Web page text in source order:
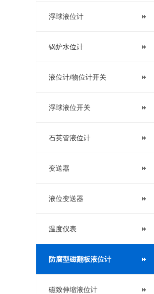
浮球液位计
锅炉水位计
液位计/物位计开关
浮球液位开关
石英管液位计
变送器
液位变送器
温度仪表
防腐型磁翻板液位计
磁致伸缩液位计